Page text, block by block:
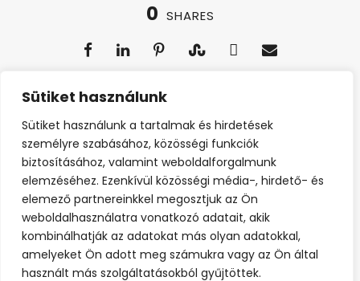
Sütiket használunk
Sütiket használunk a tartalmak és hirdetések
személyre szabásához, közösségi funkciók
biztosításához, valamint weboldalforgalmunk
elemzéséhez. Ezenkívül közösségi média-, hirdető- és
elemező partnereinkkel megosztjuk az Ön
weboldalhasználatra vonatkozó adatait, akik
kombinálhatják az adatokat más olyan adatokkal,
amelyeket Ön adott meg számukra vagy az Ön által
használt más szolgáltatásokból gyűjtöttek.
0 SHARES
0 SHARES
0 SHARES